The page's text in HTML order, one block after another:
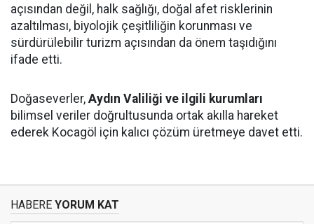
açısından değil, halk sağlığı, doğal afet risklerinin
azaltılması, biyolojik çeşitliliğin korunması ve
sürdürülebilir turizm açısından da önem taşıdığını
ifade etti.
Doğaseverler, Aydın Valiliği ve ilgili kurumları
bilimsel veriler doğrultusunda ortak akılla hareket
ederek Kocagöl için kalıcı çözüm üretmeye davet etti.
HABERE YORUM KAT